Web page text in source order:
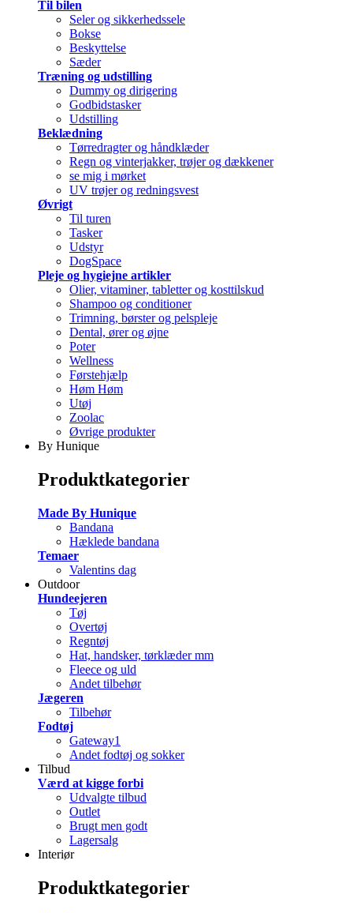
Til bilen
Seler og sikkerhedssele
Bokse
Beskyttelse
Sæder
Træning og udstilling
Dummy og dirigering
Godbidstasker
Udstilling
Beklædning
Tørredragter og håndklæder
Regn og vinterjakker, trøjer og dækkener
se mig i mørket
UV trøjer og redningsvest
Øvrigt
Til turen
Tasker
Udstyr
DogSpace
Pleje og hygiejne artikler
Olier, vitaminer, tabletter og kosttilskud
Shampoo og conditioner
Trimning, børster og pelspleje
Dental, ører og øjne
Poter
Wellness
Førstehjælp
Høm Høm
Utøj
Zoolac
Øvrige produkter
By Hunique
Produktkategorier
Made By Hunique
Bandana
Hæklede bandana
Temaer
Valentins dag
Outdoor
Hundeejeren
Tøj
Overtøj
Regntøj
Hat, handsker, tørklæder mm
Fleece og uld
Andet tilbehør
Jægeren
Tilbehør
Fodtøj
Gateway1
Andet fodtøj og sokker
Tilbud
Værd at kigge forbi
Udvalgte tilbud
Outlet
Brugt men godt
Lagersalg
Interiør
Produktkategorier